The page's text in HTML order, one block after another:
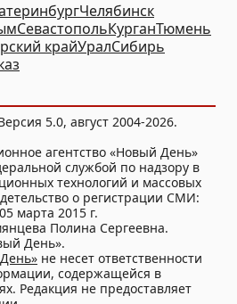
Челябинск
СевастопольКурганТюмень
крайУралСибирь
5.0, август 2004-2026.
агентство «Новый День»
службой по надзору в
технологий и массовых
о регистрации СМИ:
марта 2015 г.
Полина Сергеевна.
День».
не несет ответственности
содержащейся в
Редакция не предоставляет